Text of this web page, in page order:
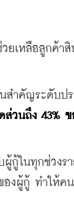
เหลือลูกค้าสิ
สำคัญระดับป
วนถึง 43%
กู้ในทุกช่วงร
องผู้กู้ ทำให้ค